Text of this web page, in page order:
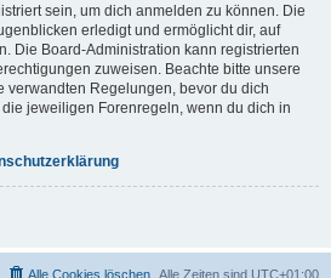
sein, um dich anmelden zu können. Die
erledigt und ermöglicht dir, auf
Die Board-Administration kann registrierten
zuweisen. Beachte bitte unsere
verwandten Regelungen, bevor du dich
jeweiligen Forenregeln, wenn du dich in
Alle Zeiten sind UTC+01:00
Alle Cookies löschen